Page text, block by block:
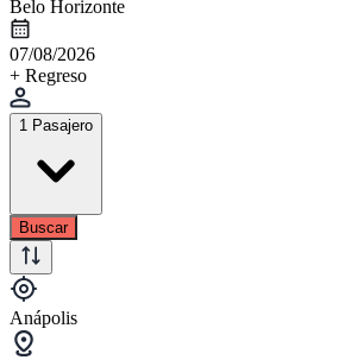
Belo Horizonte
07/08/2026
+ Regreso
1 Pasajero
Buscar
Anápolis